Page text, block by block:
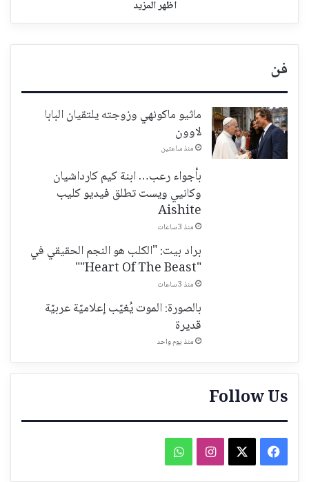
اظهر المزيد
فن
ماثيو ماكونهي وزوجته يلتقيان البابا
لاوون
منذ ساعتين
بأجواء رعب… ابنة كيم كارداشيان
وكانيي ويست تطلق فيديو كليب
Aishite
منذ 3 ساعات
براد بيت: "الكلب هو النجم الحقيقي في
"Heart Of The Beast""
منذ 3 ساعات
بالصورة: الموت يُغيّب إعلاميّة عربيّة
قديرة
منذ يوم واحد
Follow Us
فيسبوك انستقرامواتساب